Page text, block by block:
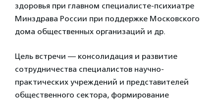
здоровья при главном специалисте-психиатре
Минздрава России при поддержке Московского
дома общественных организаций и др.
Цель встречи — консолидация и развитие
сотрудничества специалистов научно-
практических учреждений и представителей
общественного сектора, формирование